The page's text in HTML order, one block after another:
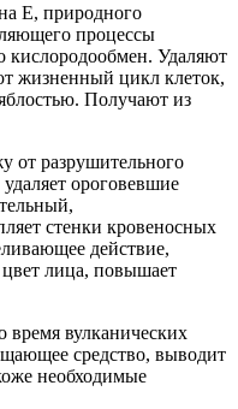
Е, природного
процессы
Удаляют
жизненный цикл клеток,
Получают из
от разрушительного
ороговевшие
стенки кровеносных
действие,
лица, повышает
вулканических
средство, выводит
необходимые